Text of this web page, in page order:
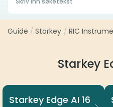
etter:
Guide / Starkey / RIC
Starkey
Starkey Edge AI 16